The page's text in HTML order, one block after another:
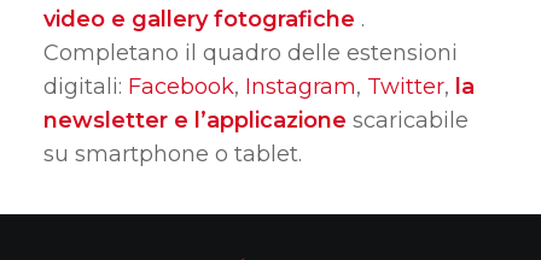
video e gallery fotografiche .
Completano il quadro delle estensioni
digitali: Facebook, Instagram, Twitter, la
newsletter e l’applicazione scaricabile
su smartphone o tablet.